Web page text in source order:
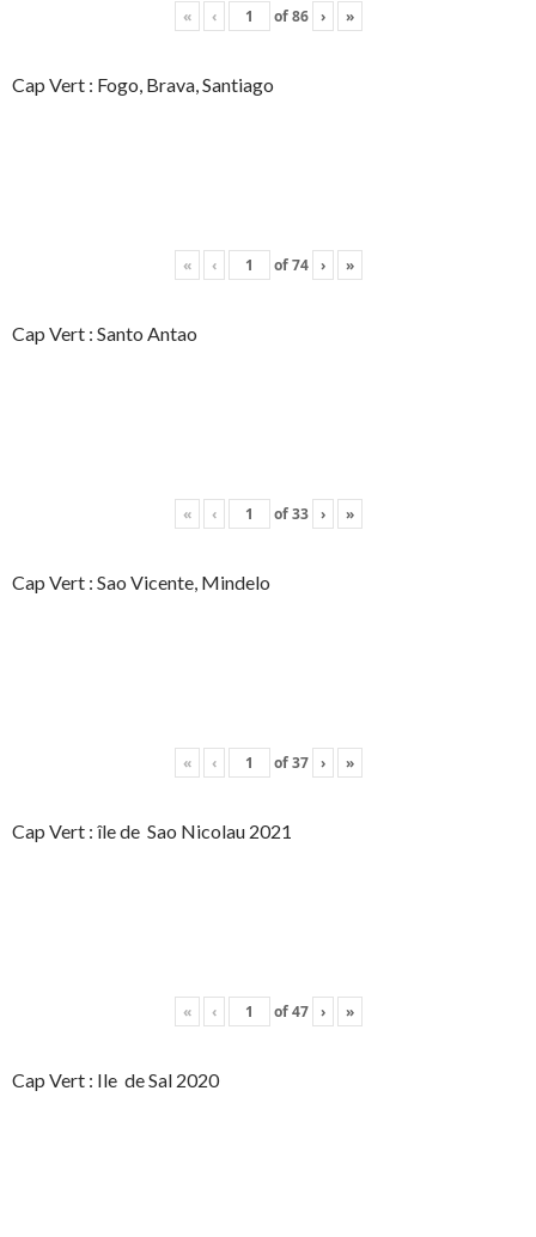
« ‹ of86 › »
Cap Vert : Fogo, Brava, Santiago
« ‹ of74 › »
Cap Vert : Santo Antao
« ‹ of33 › »
Cap Vert : Sao Vicente, Mindelo
« ‹ of37 › »
Cap Vert : île de Sao Nicolau 2021
« ‹ of47 › »
Cap Vert : Ile de Sal 2020